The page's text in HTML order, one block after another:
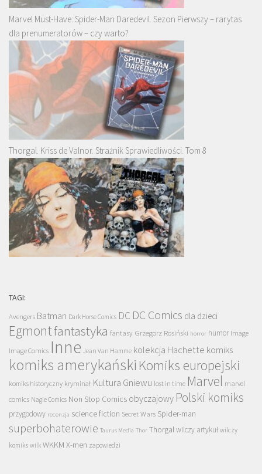
Marvel Must-Have: Spider-Man Daredevil. Sezon Pierwszy – rarytas
dla prenumeratorów – czy warto?
Thorgal. Kriss de Valnor. Strażnik Sprawiedliwości. Tom 8
TAGI:
Avengers Batman Dark Horse Comics DC DC Comics dla dzieci
Egmontfantastyka fantasy Grzegorz Rosiński horror humor Image
Image Comics Inne Jean Van Hamme kolekcja Hachette komiks
komiks amerykański Komiks europejski
komiks historyczny kryminał Kultura Gniewu lost in time Marvel marvel
comics Nagle Comics Non Stop Comics obyczajowy Polski komiks
przygodowy recenzja science fiction Secret Wars Spider-man
superbohaterowie Taurus Media Thor Thorgalwilczy artykuł wilczy
komiks wilk WKKM X-men zapowiedzi